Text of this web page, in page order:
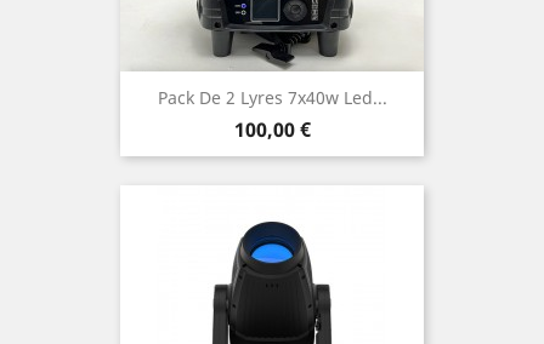
Pack De 2 Lyres 7x40w Led...
Prix
100,00 €